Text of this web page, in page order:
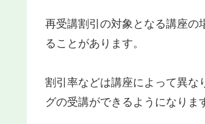
再受講割引の対象となる講座の
ることがあります。
割引率などは講座によって異な
グの受講ができるようになりま